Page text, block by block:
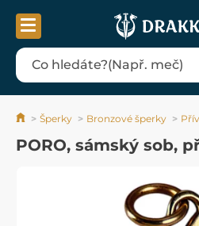
Šperky Bronzové šperky
PORO, sámský sob,